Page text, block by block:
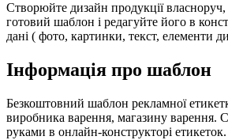
Створюйте дизайн продукції
готовий шаблон і редагуйте його в
дані ( фото, картинки, текст, елементи
Інформація про шаблон
Безкоштовний шаблон рекламної
виробника варення, магазину варення.
руками в онлайн-конструкторі етикеток.